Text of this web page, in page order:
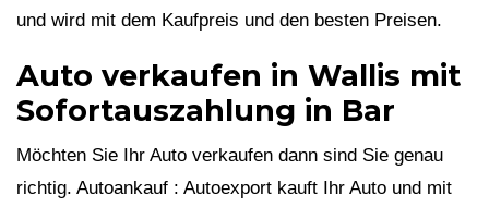
und wird mit dem Kaufpreis und den besten Preisen.
Auto verkaufen in Wallis mit
Sofortauszahlung in Bar
Möchten Sie Ihr Auto verkaufen dann sind Sie genau
richtig. Autoankauf : Autoexport kauft Ihr Auto und mit